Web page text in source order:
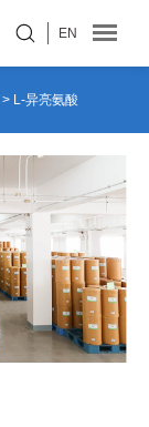
EN
> L-异亮氨酸